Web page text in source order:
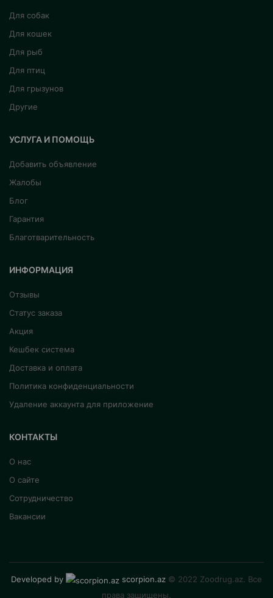
Для собак
Для кошек
Для рыб
Для птиц
Для грызунов
Другие
УСЛУГА И ПОМОЩЬ
Добавить объявление
Жалобы
Блог
Гарантия
Благотварительность
ИНФОРМАЦИЯ
Отзывы
Статус заказа
Акция
Кешбек система
Доставка и оплата
Политика конфиденциальности
Удаление аккаунта для приложение
КОНТАКТЫ
О нас
О сайте
Сотрудничество
Вакансии
Developed by scorpion.az © 2022 Zoodrug.az. Все
права защищены.